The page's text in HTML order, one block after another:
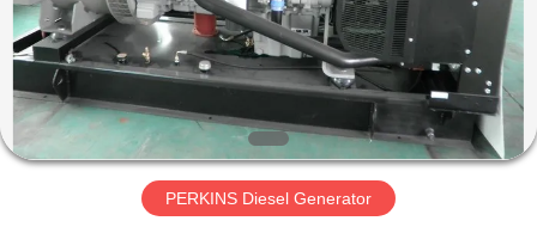
AU
SUJET
DE
NOUS
PERKINS Diesel Generator